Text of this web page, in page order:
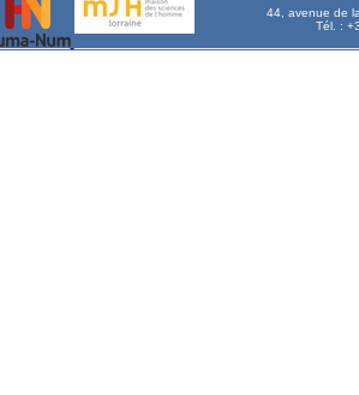
44, avenue de
Tél. :